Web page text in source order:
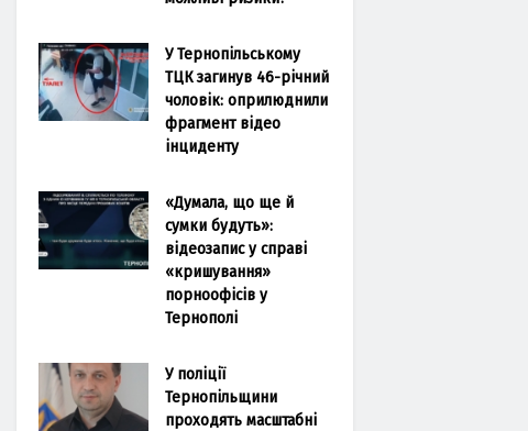
У Тернопільському
ТЦК загинув 46-річний
чоловік: оприлюднили
фрагмент відео
інциденту
«Думала, що ще й
сумки будуть»:
відеозапис у справі
«кришування»
порноофісів у
Тернополі
У поліції
Тернопільщини
проходять масштабні